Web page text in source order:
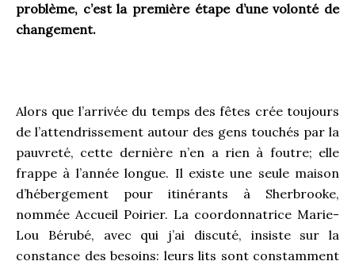
problème, c’est la première étape d’une volonté de
changement.
Alors que l’arrivée du temps des fêtes crée toujours
de l’attendrissement autour des gens touchés par la
pauvreté, cette dernière n’en a rien à foutre; elle
frappe à l’année longue. Il existe une seule maison
d’hébergement pour itinérants à Sherbrooke,
nommée Accueil Poirier. La coordonnatrice Marie-
Lou Bérubé, avec qui j’ai discuté, insiste sur la
constance des besoins: leurs lits sont constamment